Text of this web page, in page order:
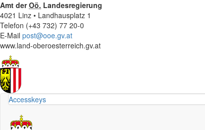
Amt derOö. Landesregierung
4021 Linz • Landhausplatz 1
Telefon (+43 732) 77 20-0
E-Mail post@ooe.gv.at
www.land-oberoesterreich.gv.at
Accesskeys